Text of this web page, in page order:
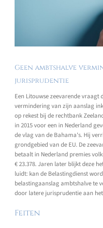
Geen ambtshalve
jurisprudentie
Een Litouwse zeevarende
vermindering van zijn aanslag
op rekest bij de rechtbank
in 2015 voor een in Nederland
de vlag van de Bahama's. Hij
grondgebied van de EU. De
betaalt in Nederland premies
€ 23.378. Jaren later blijkt deze
luidt: kan de Belastingdienst
belastingaanslag ambtshalve te
door latere jurisprudentie aan
Feiten